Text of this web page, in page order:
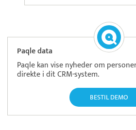
Paqle data
Paqle kan vise nyheder om
direkte i dit CRM-system.
BESTIL DEMO